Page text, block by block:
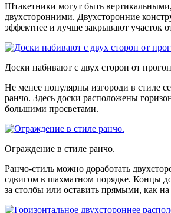
Штакетники могут быть
двухсторонними. Двухсторонние
эффектнее и лучше закрывают участок
Доски набивают с двух сторон от
Не менее популярны изгороди в стиле
ранчо. Здесь доски расположены
большими просветами.
Ограждение в стиле ранчо.
Ранчо-стиль можно доработать
сдвигом в шахматном порядке. Концы
за столбы или оставить прямыми, как